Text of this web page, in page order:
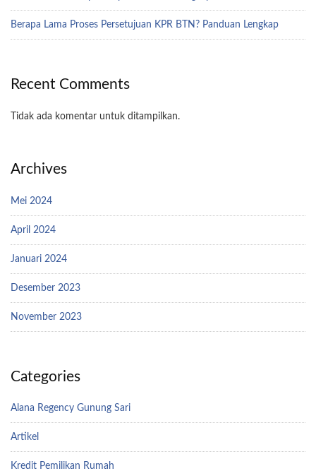
Berapa Lama Proses Persetujuan KPR BTN? Panduan Lengkap
Recent Comments
Tidak ada komentar untuk ditampilkan.
Archives
Mei 2024
April 2024
Januari 2024
Desember 2023
November 2023
Categories
Alana Regency Gunung Sari
Artikel
Kredit Pemilikan Rumah